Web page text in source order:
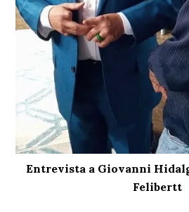
Entrevista a Giovanni
Felibertt